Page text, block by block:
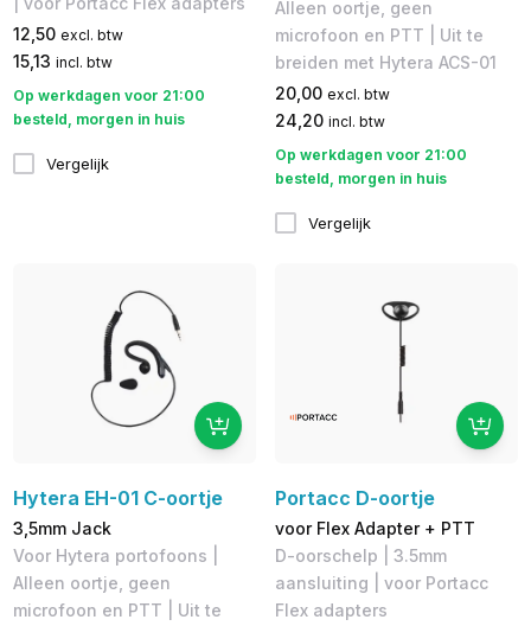
12,50 excl. btw
15,13 incl. btw
Op werkdagen voor 21:00
besteld, morgen in huis
Vergelijk
Alleen oortje, geen
microfoon en PTT | Uit te
breiden met Hytera ACS-01
20,00 excl. btw
24,20 incl. btw
Op werkdagen voor 21:00
besteld, morgen in huis
Vergelijk
Hytera EH-01 C-oortje
3,5mm Jack
Voor Hytera portofoons |
Alleen oortje, geen
microfoon en PTT | Uit te
Portacc D-oortje
voor Flex Adapter + PTT
D-oorschelp | 3.5mm
aansluiting | voor Portacc
Flex adapters